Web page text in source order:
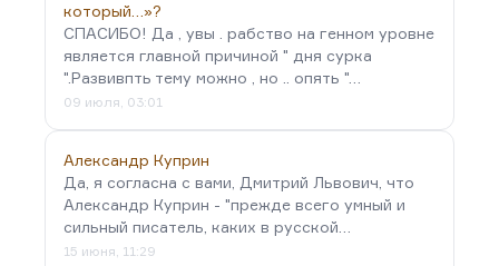
который…»?
СПАСИБО! Да , увы . рабство на генном уровне
является главной причиной " дня сурка
".Развивпть тему можно , но .. опять "…
09 июля, 03:01
Александр Куприн
Да, я согласна с вами, Дмитрий Львович, что
Александр Куприн - "прежде всего умный и
сильный писатель, каких в русской…
15 июня, 11:29